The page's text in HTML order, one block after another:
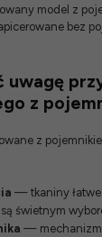
model z
bez
uwagę
z
z
— tkaniny
świetnym
—